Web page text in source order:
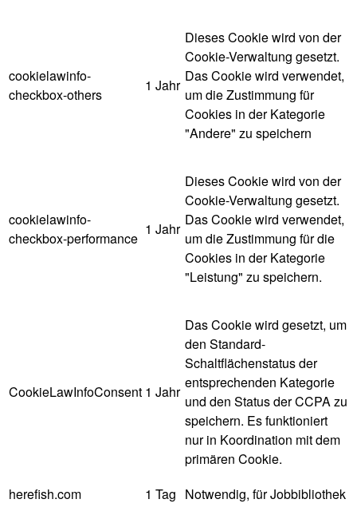
cookielawinfo-
checkbox-others
1 Jahr
Dieses Cookie wird von der
Cookie-Verwaltung gesetzt.
Das Cookie wird verwendet,
um die Zustimmung für
Cookies in der Kategorie
"Andere" zu speichern
cookielawinfo-
checkbox-performance
1 Jahr
Dieses Cookie wird von der
Cookie-Verwaltung gesetzt.
Das Cookie wird verwendet,
um die Zustimmung für die
Cookies in der Kategorie
"Leistung" zu speichern.
CookieLawInfoConsent 1 Jahr
Das Cookie wird gesetzt, um
den Standard-
Schaltflächenstatus der
entsprechenden Kategorie
und den Status der CCPA zu
speichern. Es funktioniert
nur in Koordination mit dem
primären Cookie.
herefish.com
1 Tag Notwendig, für Jobbibliothek